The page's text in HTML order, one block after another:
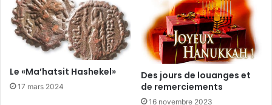
Le «Ma’hatsit Hashekel»
17 mars 2024
Des jours de louanges et
de remerciements
16 novembre 2023